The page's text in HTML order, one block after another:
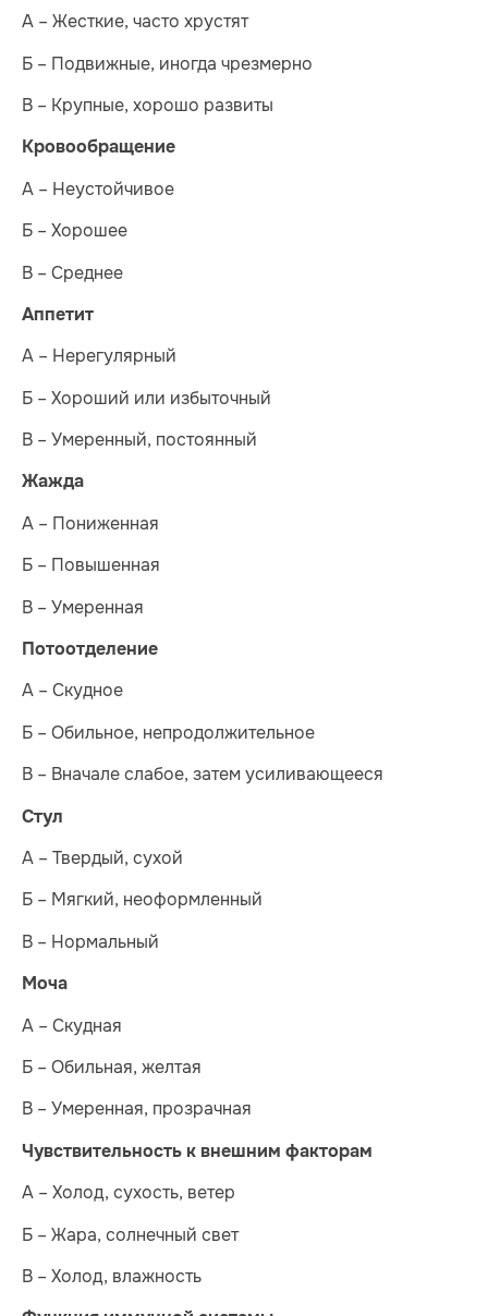
А – Жесткие, часто хрустят
Б – Подвижные, иногда чрезмерно
В – Крупные, хорошо развиты
Кровообращение
А – Неустойчивое
Б – Хорошее
В – Среднее
Аппетит
А – Нерегулярный
Б – Хороший или избыточный
В – Умеренный, постоянный
Жажда
А – Пониженная
Б – Повышенная
В – Умеренная
Потоотделение
А – Скудное
Б – Обильное, непродолжительное
В – Вначале слабое, затем усиливающееся
Стул
А – Твердый, сухой
Б – Мягкий, неоформленный
В – Нормальный
Моча
А – Скудная
Б – Обильная, желтая
В – Умеренная, прозрачная
Чувствительность к внешним факторам
А – Холод, сухость, ветер
Б – Жара, солнечный свет
В – Холод, влажность